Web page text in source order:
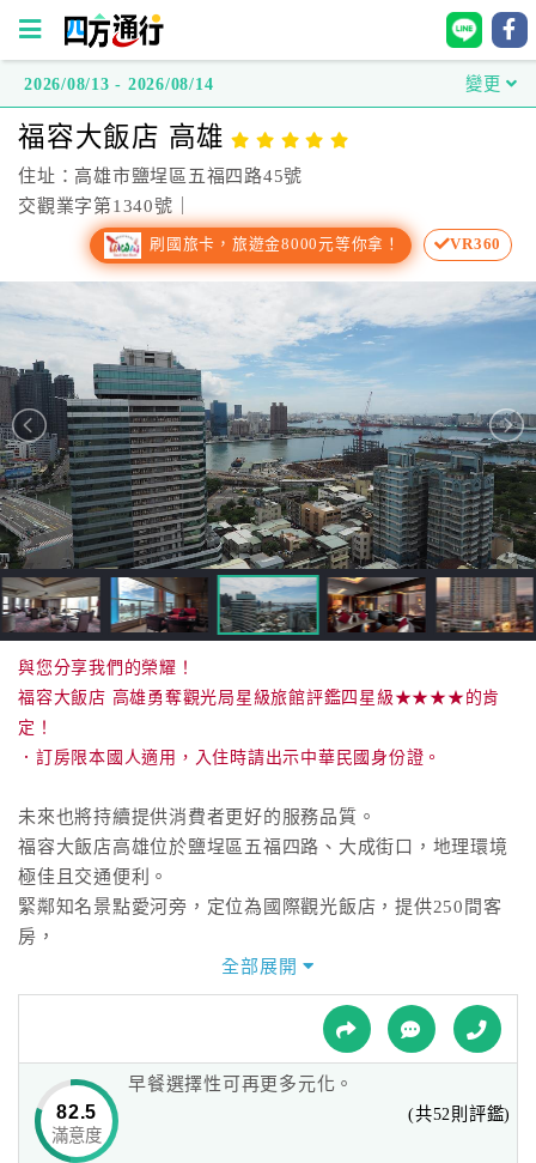
方
通
行
灣
訂
房
直
接
跟
飯
店
訂
房
HOT
色
民
宿
球
網
2026/08/13 - 2026/08/14 變更
福容大飯店 高雄
住址：高雄市鹽埕區五福四路45號
交觀業字第1340號｜
刷國旅卡，旅遊金8000元等你拿！ VR360
與您分享我們的榮耀！
福容大飯店 高雄勇奪觀光局星級旅館評鑑四星級★★★★的肯
定！
．訂房限本國人適用，入住時請出示中華民國身份證。
未來也將持續提供消費者更好的服務品質。
福容大飯店高雄位於鹽埕區五福四路、大成街口，地理環境
極佳且交通便利。
緊鄰知名景點愛河旁，定位為國際觀光飯店，提供250間客
房，
設施包括游泳池、三溫暖、健身中心等，並提供全館無線上
網服務，備極貼心；
專為頂級消費者設計的尊榮樓層，提供氣派奢華的舒適環
從制高點一覽海洋之都，凡塵喧囂瞬間落盡，是專屬的私密
景點，
輕啜著一杯紅酒，一天奔波幻化為心中的滿足。
全部展開
82.5
滿意度
早餐選擇性可再更多元化。
(共52則評鑑)